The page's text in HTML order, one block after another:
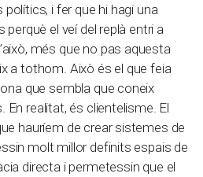
i fer que hi hagi una
el veí del replà entri a
més que no pas aquesta
a tothom. Això és el que feia
que sembla que coneix
realitat, és clientelisme. El
hauríem de crear sistemes de
molt millor definits espais de
directa i permetessin que el